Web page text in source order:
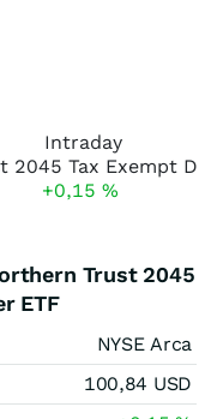
Intraday
+0,15 %
Trust 2045
ETF
NYSE Arca
100,84 USD